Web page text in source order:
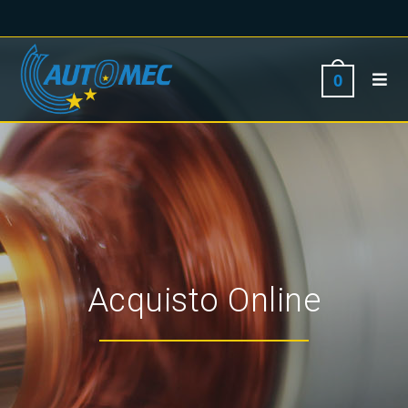
0
Acquisto Online